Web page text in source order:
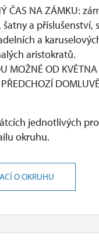
ČAS NA ZÁMKU:
a příslušenství,
a
aristokratů.
MOŽNÉ OD
jednotlivých
okruhu.
O OKRUHU